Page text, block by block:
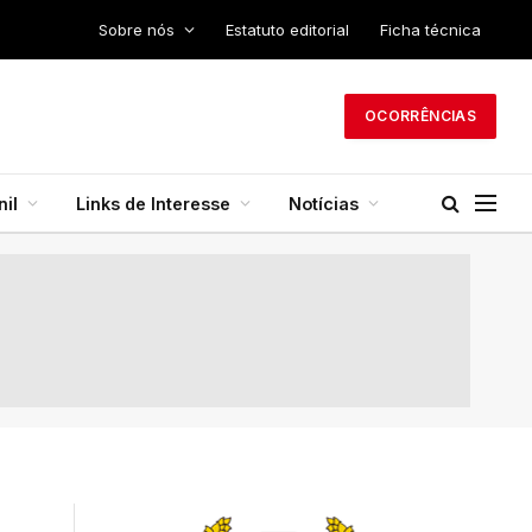
Sobre nós Estatuto editorial Ficha técnica
OCORRÊNCIAS
Links de Interesse Notícias